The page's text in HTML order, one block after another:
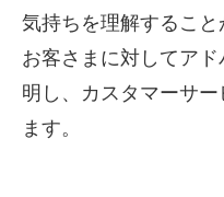
気持ちを理解すること
お客さまに対してア
明し、カスタマーサ
ます。